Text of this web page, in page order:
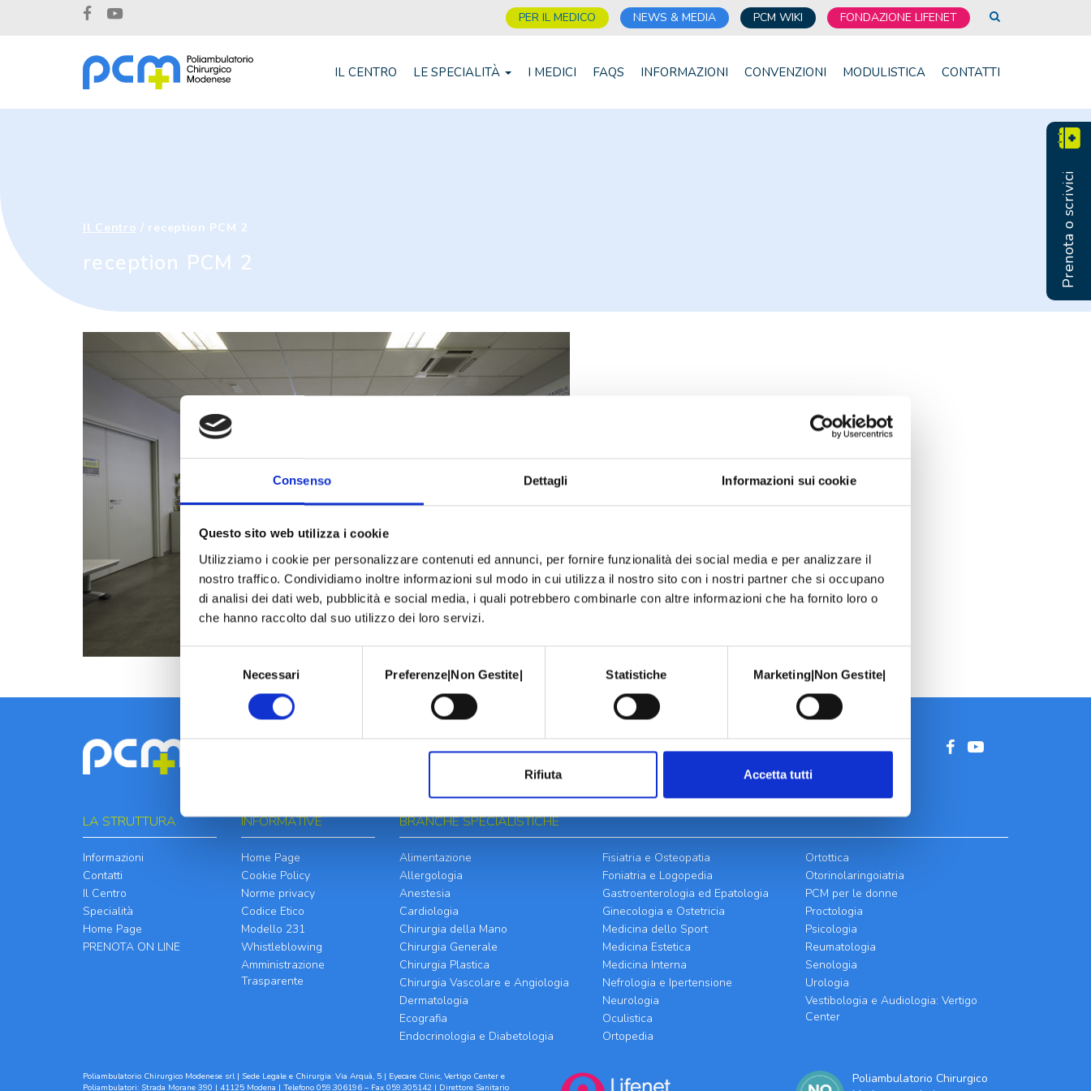
Consenso Dettagli Informazioni sui cookie
Questo sito web utilizza i cookie
Utilizziamo i cookie per personalizzare contenuti ed annunci, per fornire funzionalità dei social media e per analizzare il
nostro traffico. Condividiamo inoltre informazioni sul modo in cui utilizza il nostro sito con i nostri partner che si occupano
di analisi dei dati web, pubblicità e social media, i quali potrebbero combinarle con altre informazioni che ha fornito loro o
che hanno raccolto dal suo utilizzo dei loro servizi.
Selezione
consenso
Necessari Preferenze|Non Gestite| Statistiche Marketing|Non Gestite|
Rifiuta Accetta tutti
PER IL MEDICO NEWS & MEDIA PCM WIKI FONDAZIONE LIFENET
IL CENTRO LE SPECIALITÀ I MEDICI FAQS INFORMAZIONI CONVENZIONI MODULISTICA CONTATTI
Il Centro / reception PCM 2
reception PCM 2
LA STRUTTURA
Informazioni
Contatti
Il Centro
Specialità
Home Page
PRENOTA ON LINE
INFORMATIVE
Home Page
Cookie Policy
Norme privacy
Codice Etico
Modello 231
Whistleblowing
Amministrazione
Trasparente
BRANCHE SPECIALISTICHE
Alimentazione
Allergologia
Anestesia
Cardiologia
Chirurgia della Mano
Chirurgia Generale
Chirurgia Plastica
Chirurgia Vascolare e Angiologia
Dermatologia
Ecografia
Endocrinologia e Diabetologia
Fisiatria e Osteopatia
Foniatria e Logopedia
Gastroenterologia ed Epatologia
Ginecologia e Ostetricia
Medicina dello Sport
Medicina Estetica
Medicina Interna
Nefrologia e Ipertensione
Neurologia
Oculistica
Ortopedia
Ortottica
Otorinolaringoiatria
PCM per le donne
Proctologia
Psicologia
Reumatologia
Senologia
Urologia
Vestibologia e Audiologia: Vertigo
Center
Poliambulatorio Chirurgico Modenese srl | Sede Legale e Chirurgia: Via Arquà, 5 | Eyecare Clinic, Vertigo Center e
Poliambulatori: Strada Morane 390 | 41125 Modena | Telefono 059.306196 – Fax 059.305142 | Direttore Sanitario
Poliambulatorio Chirurgico
Prenota o scrivici